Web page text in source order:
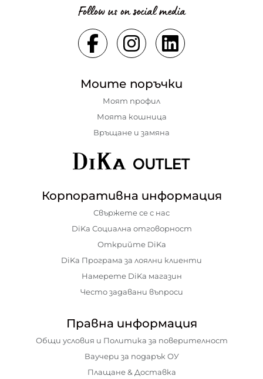
Follow us on social media
Моите поръчки
Моят профил
Моята кошница
Връщане и замяна
Корпоративна информация
Свържете се с нас
DiKa Социална отговорност
Открийте DiKa
DiKa Програма за лоялни клиенти
Намерете DiKa магазин
Често задавани въпроси
Правна информация
Общи условия и Политика за поверителност
Ваучери за подарък ОУ
Плащане & Доставка